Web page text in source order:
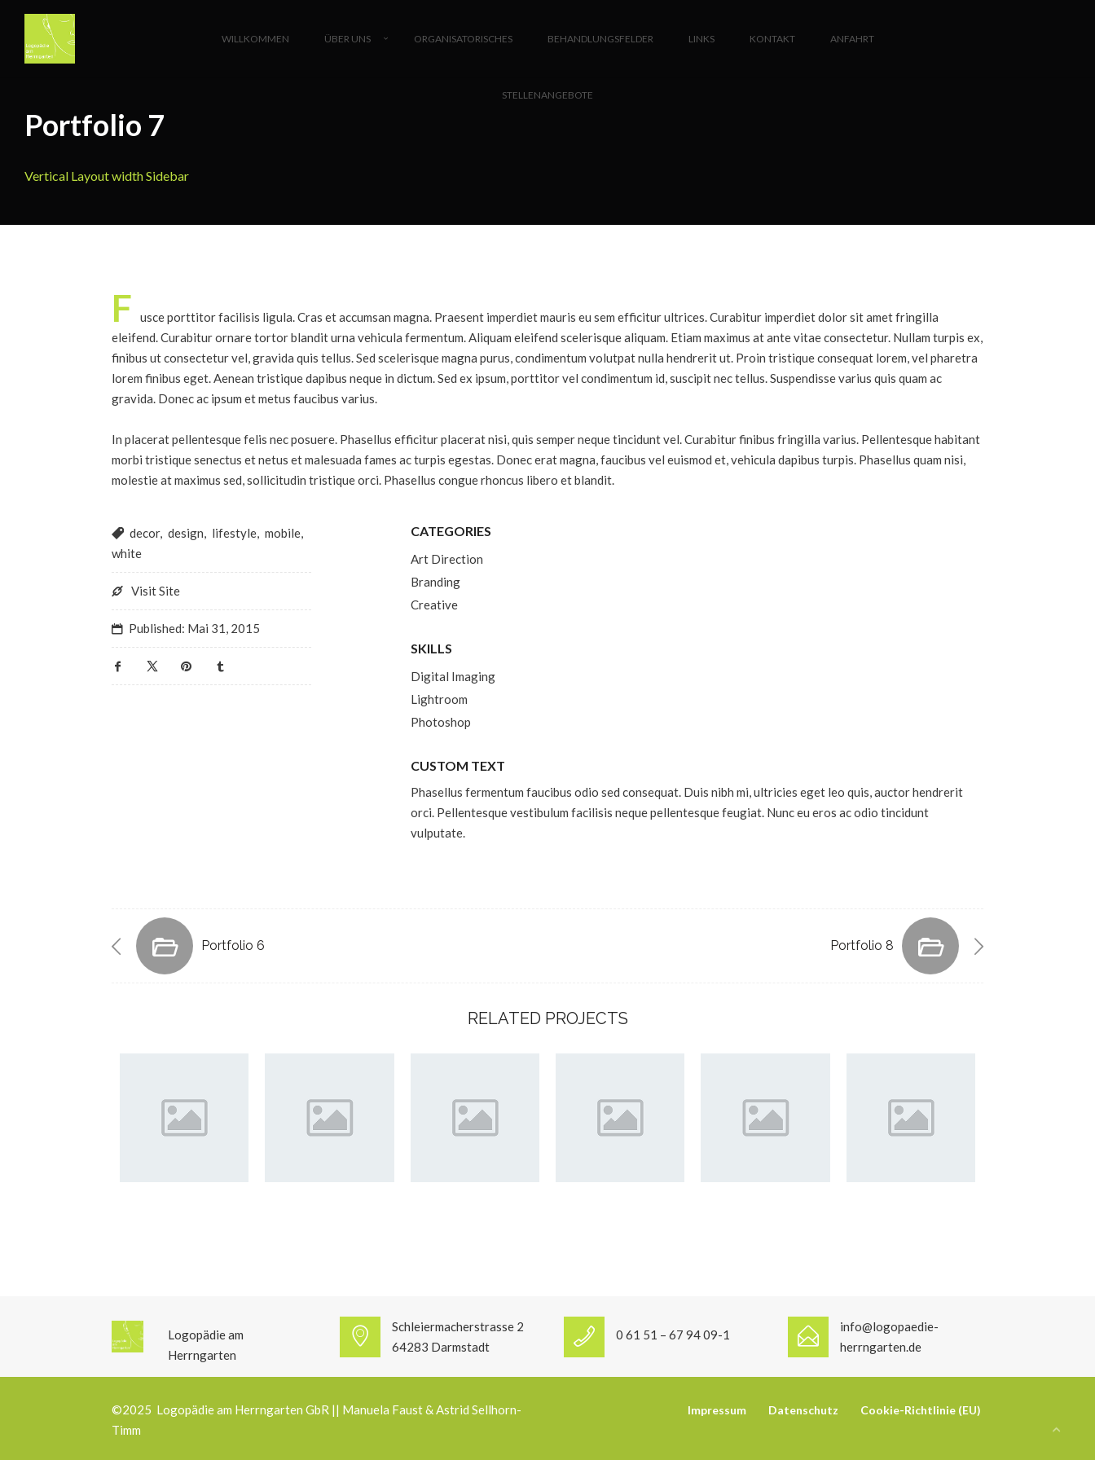
WILLKOMMEN ÜBER UNS ORGANISATORISCHES BEHANDLUNGSFELDER LINKS KONTAKT ANFAHRT
STELLENANGEBOTE
Portfolio 7
Vertical Layout width Sidebar
F
usce porttitor facilisis ligula. Cras et accumsan magna. Praesent imperdiet mauris eu sem efficitur ultrices. Curabitur imperdiet dolor sit amet fringilla
eleifend. Curabitur ornare tortor blandit urna vehicula fermentum. Aliquam eleifend scelerisque aliquam. Etiam maximus at ante vitae consectetur. Nullam turpis ex,
finibus ut consectetur vel, gravida quis tellus. Sed scelerisque magna purus, condimentum volutpat nulla hendrerit ut. Proin tristique consequat lorem, vel pharetra
lorem finibus eget. Aenean tristique dapibus neque in dictum. Sed ex ipsum, porttitor vel condimentum id, suscipit nec tellus. Suspendisse varius quis quam ac
gravida. Donec ac ipsum et metus faucibus varius.
In placerat pellentesque felis nec posuere. Phasellus efficitur placerat nisi, quis semper neque tincidunt vel. Curabitur finibus fringilla varius. Pellentesque habitant
morbi tristique senectus et netus et malesuada fames ac turpis egestas. Donec erat magna, faucibus vel euismod et, vehicula dapibus turpis. Phasellus quam nisi,
molestie at maximus sed, sollicitudin tristique orci. Phasellus congue rhoncus libero et blandit.
decor, design, lifestyle, mobile,
white
Visit Site
Published: Mai 31, 2015
CATEGORIES
Art Direction
Branding
Creative
SKILLS
Digital Imaging
Lightroom
Photoshop
CUSTOM TEXT
Phasellus fermentum faucibus odio sed consequat. Duis nibh mi, ultricies eget leo quis, auctor hendrerit
orci. Pellentesque vestibulum facilisis neque pellentesque feugiat. Nunc eu eros ac odio tincidunt
vulputate.
Portfolio 6 Portfolio 8
RELATED PROJECTS
Logopädie am
Herrngarten
Schleiermacherstrasse 2
64283 Darmstadt
0 61 51 – 67 94 09-1
info@logopaedie-
herrngarten.de
Impressum Datenschutz Cookie-Richtlinie (EU)
©2025 Logopädie am Herrngarten GbR || Manuela Faust & Astrid Sellhorn-
Timm